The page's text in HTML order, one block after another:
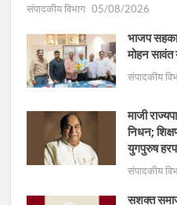
संपादकीय विभाग 05/08/2026
भाजप
मोहन सावंत
संपादकीय
माजी
निधन;
युगपुरुष
संपादकीय
सशक्त